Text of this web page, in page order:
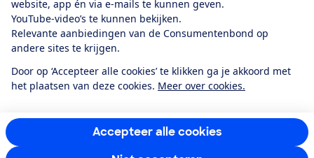
website, app én via e-mails te kunnen geven.
YouTube-video’s te kunnen bekijken.
Relevante aanbiedingen van de Consumentenbond op
andere sites te krijgen.
Door op ‘Accepteer alle cookies’ te klikken ga je akkoord met
het plaatsen van deze cookies. Meer over cookies.
Accepteer alle cookies
Algemene Voorwaarden
Privacyverklaring
Cookiebeleid
Privacyvoorkeuren
Toegankelijkheid
RSS-feed nieuws
Facebook
TwitterInstagram
YoutubeLinkedIn
12.901consumentenbeoordelen de Consumentenbondmet gemiddeld